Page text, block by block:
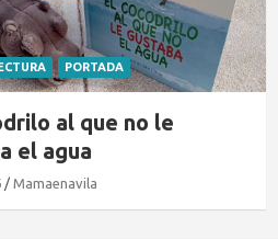
el eclipse en Ávila
Mamaenavila